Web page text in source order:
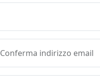
Conferma indirizzo email